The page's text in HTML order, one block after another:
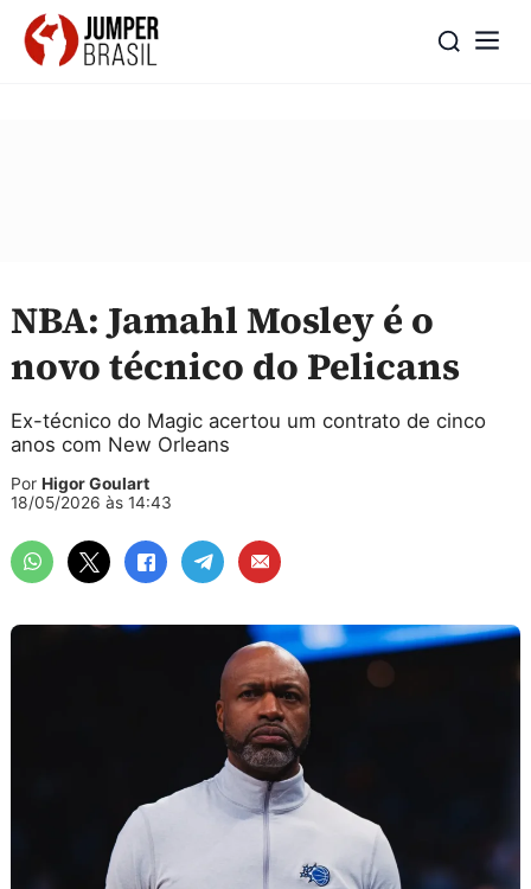
NBA: Jamahl Mosley é o
novo técnico do Pelicans
Ex-técnico do Magic acertou um contrato de cinco
anos com New Orleans
Por Higor Goulart
18/05/2026 às 14:43